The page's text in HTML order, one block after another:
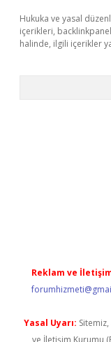
Hukuka ve yasal
içerikleri,
halinde, ilgili içerikler
Reklam ve
Yasal Uyarı:
ve İletişim Kurumu